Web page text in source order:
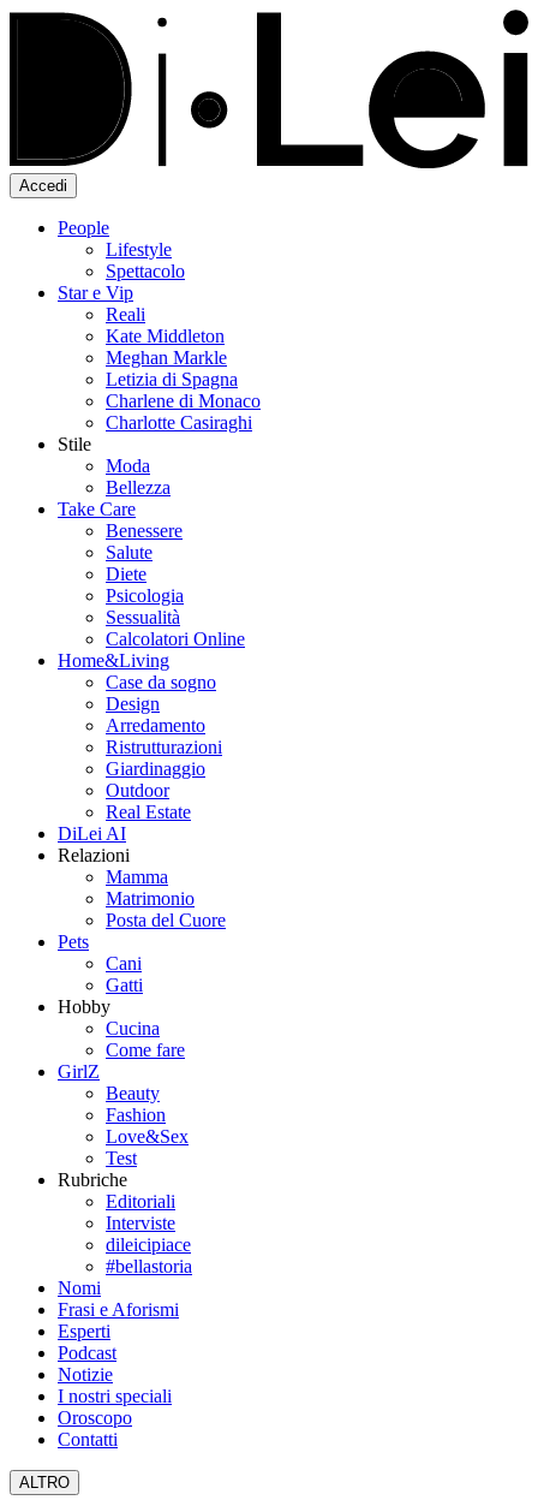
Accedi
People
Lifestyle
Spettacolo
Star e Vip
Reali
Kate Middleton
Meghan Markle
Letizia di Spagna
Charlene di Monaco
Charlotte Casiraghi
Stile
Moda
Bellezza
Take Care
Benessere
Salute
Diete
Psicologia
Sessualità
Calcolatori Online
Home&Living
Case da sogno
Design
Arredamento
Ristrutturazioni
Giardinaggio
Outdoor
Real Estate
DiLei AI
Relazioni
Mamma
Matrimonio
Posta del Cuore
Pets
Cani
Gatti
Hobby
Cucina
Come fare
GirlZ
Beauty
Fashion
Love&Sex
Test
Rubriche
Editoriali
Interviste
dileicipiace
#bellastoria
Nomi
Frasi e Aforismi
Esperti
Podcast
Notizie
I nostri speciali
Oroscopo
Contatti
ALTRO